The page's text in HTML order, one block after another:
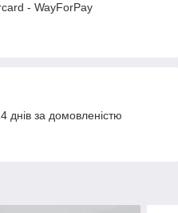
- WayForPay
днів за домовленістю